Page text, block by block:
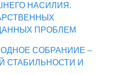
НАСИЛИЯ.
ПРОБЛЕМ
СОБРАНИИЕ –
СТАБИЛЬНОСТИ И